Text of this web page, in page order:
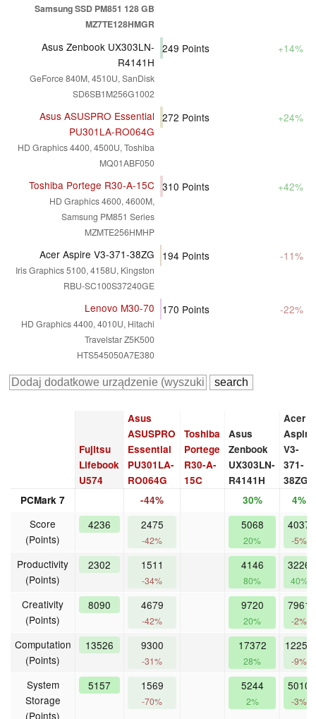
Samsung SSD PM851 128 GB
MZ7TE128HMGR
Asus Zenbook UX303LN-
R4141H
GeForce 840M, 4510U, SanDisk
SD6SB1M256G1002
249 Points +14%
Asus ASUSPRO Essential
PU301LA-RO064G
HD Graphics 4400, 4500U, Toshiba
MQ01ABF050
272 Points +24%
Toshiba Portege R30-A-15C
HD Graphics 4600, 4600M,
Samsung PM851 Series
MZMTE256HMHP
310 Points +42%
Acer Aspire V3-371-38ZG
Iris Graphics 5100, 4158U, Kingston
RBU-SC100S37240GE
194 Points -11%
Lenovo M30-70
HD Graphics 4400, 4010U, Hitachi
Travelstar Z5K500
HTS545050A7E380
170 Points -22%
Fujitsu
Lifebook
U574
Asus
ASUSPRO
Essential
PU301LA-
RO064G
Toshiba
Portege
R30-A-
15C
Asus
Zenbook
UX303LN-
R4141H
Acer
Aspire
V3-
371-
38ZG
PCMark 7
-44% 30% 4%
Score
(Points)
4236 2475
-42%
5068
20%
4037
-5%
Productivity
(Points)
2302 1511
-34%
4146
80%
3226
40%
Creativity
(Points)
8090 4679
-42%
9720
20%
7961
-2%
Computation
(Points)
13526 9300
-31%
17372
28%
12251
-9%
System
Storage
(Points)
5157 1569
-70%
5244
2%
5010
-3%